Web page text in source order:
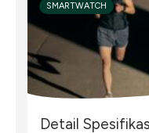
SMARTWATCH
Detail